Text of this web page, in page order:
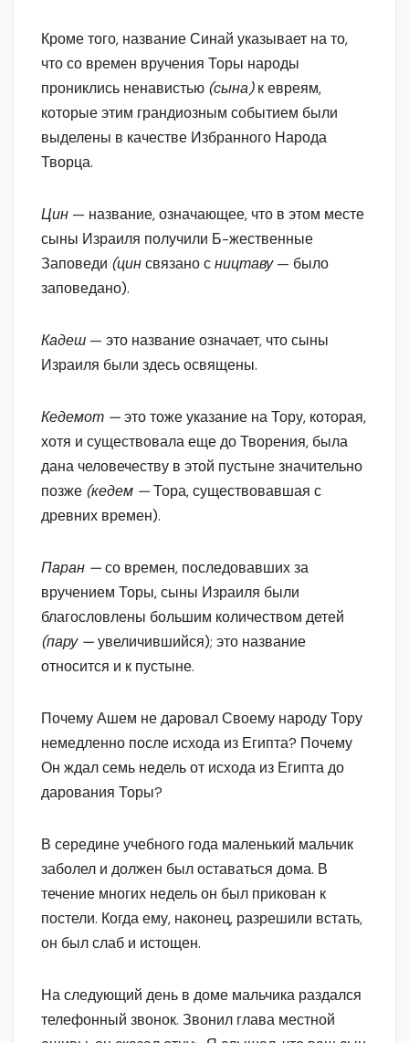
Кроме того, название Синай указывает на то,
что со времен вручения Торы народы
прониклись ненавистью (сына)к евреям,
которые этим грандиозным событием были
выделены в качестве Избранного Народа
Творца.
Цин — название, означающее, что в этом месте
сыны Израиля получили Б-жественные
Заповеди (цинсвязано сництаву— было
заповедано).
Кадеш — это название означает, что сыны
Израиля были здесь освящены.
Кедемот —это тоже указание на Тору, которая,
хотя и существовала еще до Творения, была
дана человечеству в этой пустыне значительно
позже (кедем —Тора, существовавшая с
древних времен).
Паран —со времен, последовавших за
вручением Торы, сыны Израиля были
благословлены большим количеством детей
(пару —увеличившийся); это название
относится и к пустыне.
Почему Ашем не даровал Своему народу Тору
немедленно после исхода из Египта? Почему
Он ждал семь недель от исхода из Египта до
дарования Торы?
В середине учебного года маленький мальчик
заболел и должен был оставаться дома. В
течение многих недель он был прикован к
постели. Когда ему, наконец, разрешили встать,
он был слаб и истощен.
На следующий день в доме мальчика раздался
телефонный звонок. Звонил глава местной